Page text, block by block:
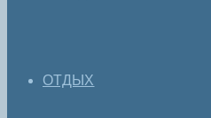
ОТДЫХ